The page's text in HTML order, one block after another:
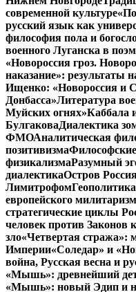
современной культуре
русский язык как
философия пола и
военного Луганска в
«Новороссия гроз.
наказание»: результаты
Ищенко: «Новороссия и
Донбасса»Литература
Муйских огнях»Каббала
БулгаковаДиалектика
ФМОАналитическая
позитивизма
физикализмаРазумный
диалектикаОстров
Лимитрофом
европейского
стратегические циклы
человек против Законов
зло«Четвертая стража»:
Империи«Соледар» и
война, Русская весна и
«Мышь»: древнейший
«Мышь»: новый Эдип и